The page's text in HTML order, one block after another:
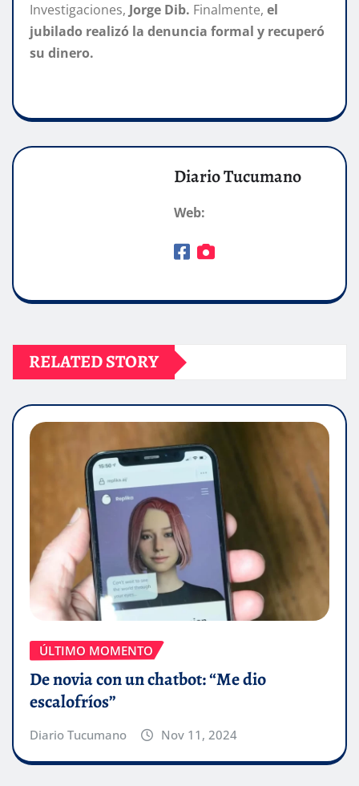
Investigaciones, Jorge Dib. Finalmente, el
jubilado realizó la denuncia formal y recuperó
su dinero.
Diario Tucumano
Web:
RELATED STORY
ÚLTIMO MOMENTO
De novia con un chatbot: “Me dio
escalofríos”
Diario Tucumano Nov 11, 2024